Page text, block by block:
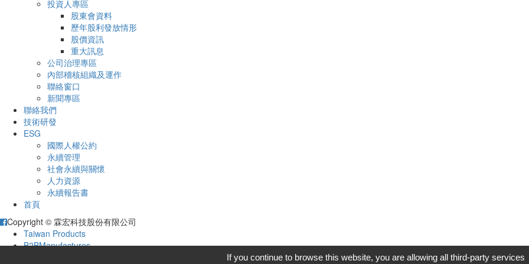
投資人專區
股東會資料
歷年股利發放情形
股價資訊
重大訊息
公司治理專區
內部稽核組織及運作
聯絡窗口
新聞專區
聯絡我們
技術研發
ESG
國際人權公約
永續管理
社會永續與關懷
人力資源
永續報告書
首頁
Copyright © 霖宏科技股份有限公司
Taiwan Products
B2BManufactures
If you continue to browse this website, you are allowing all third-party services